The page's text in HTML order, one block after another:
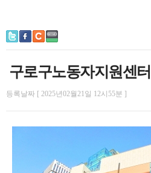
구로구노동자지원센
등록날짜 [ 2025년02월21일 12시55분 ]